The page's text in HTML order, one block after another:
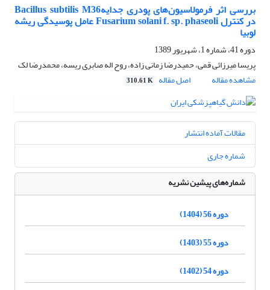
بررسی اثر فرمولاسیون‌های پودری جدایهBacillus subtilis M36
در کنترل Fusarium solani f. sp. phaseoli عامل پوسیدگی ریشه
لوبیا
دوره 41، شماره 1، شهریور 1389
پریسا میرزائی قمی، حمیدرضا زمانی زاده، روح اله صابری ریسه، محمدرضا لک
مشاهده مقاله
اصل مقاله 310.61 K
مقالات آماده انتشار
شماره جاری
شماره‌های پیشین نشریه
دوره 56 (1404)
دوره 55 (1403)
دوره 54 (1402)